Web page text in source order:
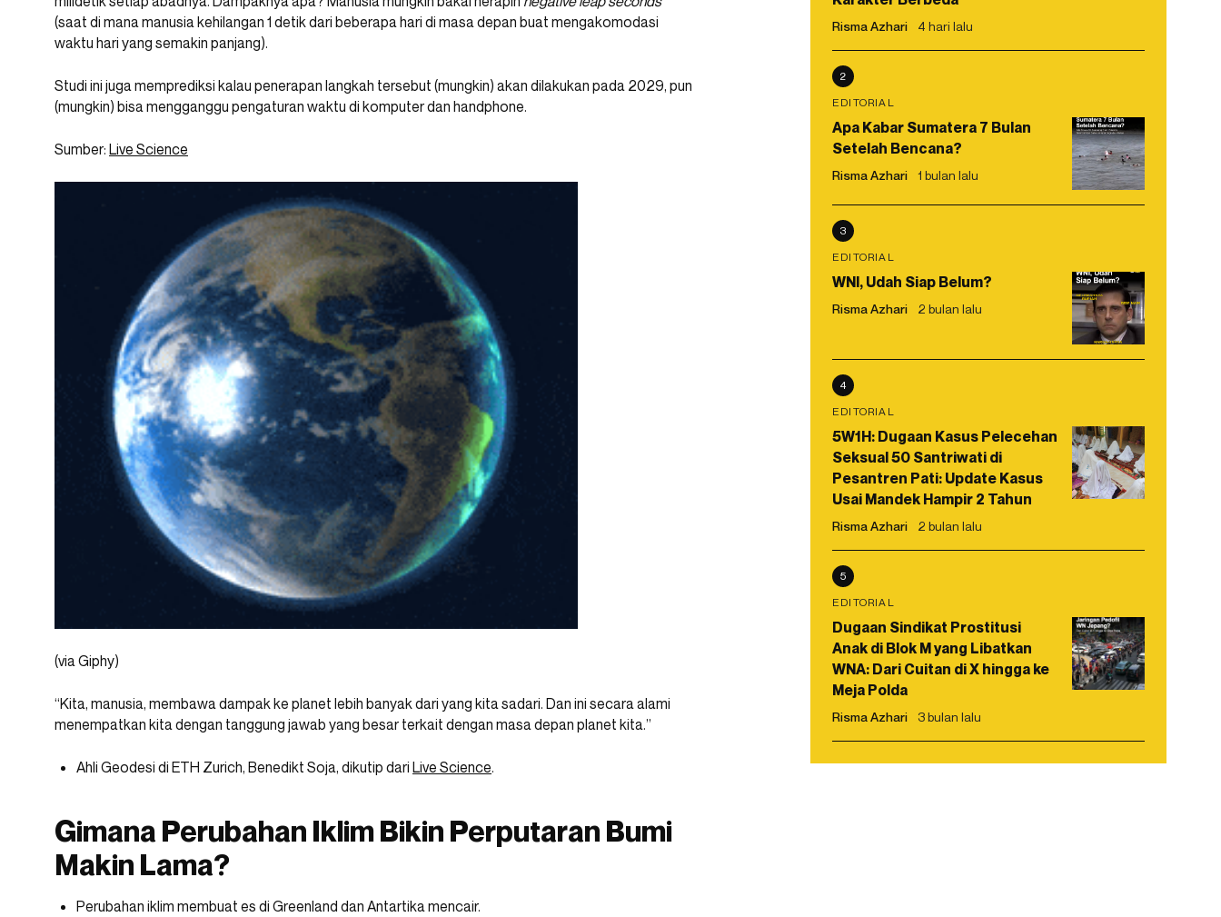
(saat di mana manusia kehilangan 1 detik dari beberapa hari di masa depan buat mengakomodasi
waktu hari yang semakin panjang).
Studi ini juga memprediksi kalau penerapan langkah tersebut (mungkin) akan dilakukan pada 2029, pun
(mungkin) bisa mengganggu pengaturan waktu di komputer dan handphone.
Sumber: Live Science
(via Giphy)
“Kita, manusia, membawa dampak ke planet lebih banyak dari yang kita sadari. Dan ini secara alami
menempatkan kita dengan tanggung jawab yang besar terkait dengan masa depan planet kita.”
Ahli Geodesi di ETH Zurich, Benedikt Soja, dikutip dari Live Science.
Gimana Perubahan Iklim Bikin Perputaran Bumi
Makin Lama?
Perubahan iklim membuat es di Greenland dan Antartika mencair.
Risma Azhari 4 hari lalu
2
EDITORIAL
Apa Kabar Sumatera 7 Bulan
Setelah Bencana?
Risma Azhari 1 bulan lalu
3
EDITORIAL
WNI, Udah Siap Belum?
Risma Azhari 2 bulan lalu
4
EDITORIAL
5W1H: Dugaan Kasus Pelecehan
Seksual 50 Santriwati di
Pesantren Pati: Update Kasus
Usai Mandek Hampir 2 Tahun
Risma Azhari 2 bulan lalu
5
EDITORIAL
Dugaan Sindikat Prostitusi
Anak di Blok M yang Libatkan
WNA: Dari Cuitan di X hingga ke
Meja Polda
Risma Azhari 3 bulan lalu